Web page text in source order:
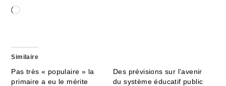
Chargement…
Similaire
Pas très « populaire » la
primaire a eu le mérite
Des prévisions sur l’avenir
du système éducatif public